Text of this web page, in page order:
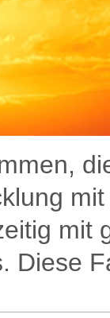
mit
Diese